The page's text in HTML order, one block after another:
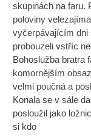
skupinách na faru.
poloviny
vyčerpávajícím dni
probouzeli vstříc
Bohoslužba bratra
komornějším
velmi poučná a
Konala se v sále
posloužil jako
si kdo